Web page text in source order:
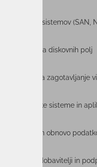
diskovnih sistemov (SAN,
delovanja diskovnih polj
za zagotavljanje
strežniške sisteme in
kopiranje in obnovo
zunanjimi dobavitelji in